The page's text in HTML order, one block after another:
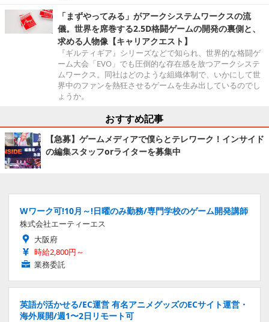
「まずやってみる」がアークシステムワークスの流
儀。世界を席巻する2.5D格闘ゲームの開発の裏側と、
求める人物像【キャリアクエスト】
『ギルティギア』シリーズなどで知られ、世界的な格闘ゲ
ーム大会「EVO」でも圧倒的な存在感を放つアークシステ
ムワークス。同社はどのような組織体制で、いかにして世
界中のファンを熱狂させるゲームを生み出しているのでし
ょうか。
おすすめ記事
【急募】ゲームメディアで僕らとテレワーク！インサイド
の編集スタッフorライターを募集中
Wワーク可!10月～!日曜のみ勤務/専門学校のゲーム開発講師
株式会社エーティーエス
大阪府
時給2,800円～
業務委託
英語が活かせる/EC運営 有名アニメグッズのECサイト運営・
海外展開/週1〜2日リモート可